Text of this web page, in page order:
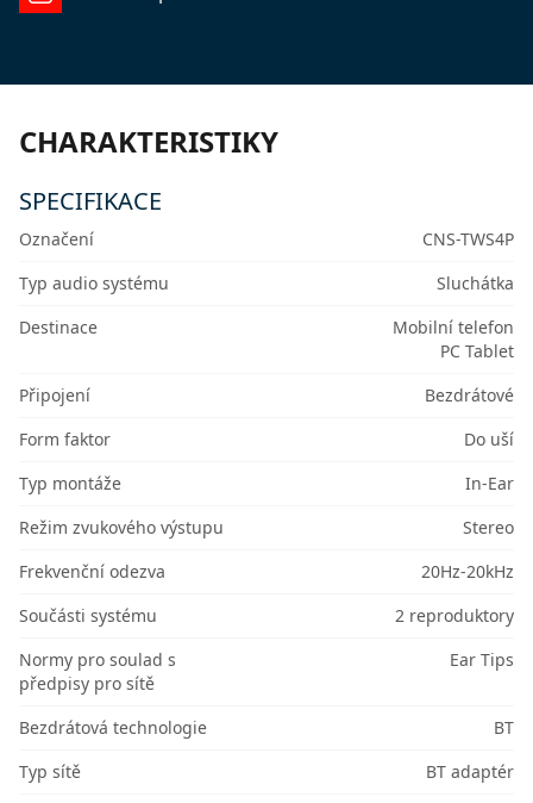
CHARAKTERISTIKY
SPECIFIKACE
Označení
CNS-TWS4P
Typ audio systému
Sluchátka
Destinace
Mobilní telefon
PC Tablet
Připojení
Bezdrátové
Form faktor
Do uší
Typ montáže
In-Ear
Režim zvukového výstupu
Stereo
Frekvenční odezva
20Hz-20kHz
Součásti systému
2 reproduktory
Normy pro soulad s
předpisy pro sítě
Ear Tips
Bezdrátová technologie
BT
Typ sítě
BT adaptér